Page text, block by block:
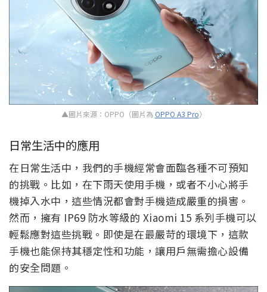
▲圖片來源：OPPO（圖片為 OPPO A3 Pro）
日常生活中的應用
在日常生活中，我們的手機經常會面臨各種不可預知
的挑戰。比如，在下雨天使用手機，或者不小心將手
機掉入水中，這些情況都會對手機造成嚴重的損害。
然而，擁有 IP69 防水等級的 Xiaomi 15 系列手機可以
輕鬆應對這些挑戰。即使是在最嚴苛的環境下，這款
手機也能保持其穩定性和功能，讓用戶無需擔心設備
的安全問題。